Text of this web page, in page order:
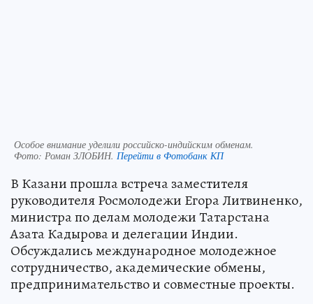
Особое внимание уделили российско-индийским обменам.
Фото: Роман ЗЛОБИН. Перейти в Фотобанк КП
В Казани прошла встреча заместителя
руководителя Росмолодежи Егора Литвиненко,
министра по делам молодежи Татарстана
Азата Кадырова и делегации Индии.
Обсуждались международное молодежное
сотрудничество, академические обмены,
предпринимательство и совместные проекты.